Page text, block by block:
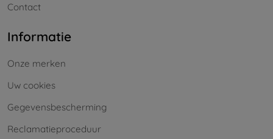
Contact
Informatie
Onze merken
Uw cookies
Gegevensbescherming
Reclamatieproceduur